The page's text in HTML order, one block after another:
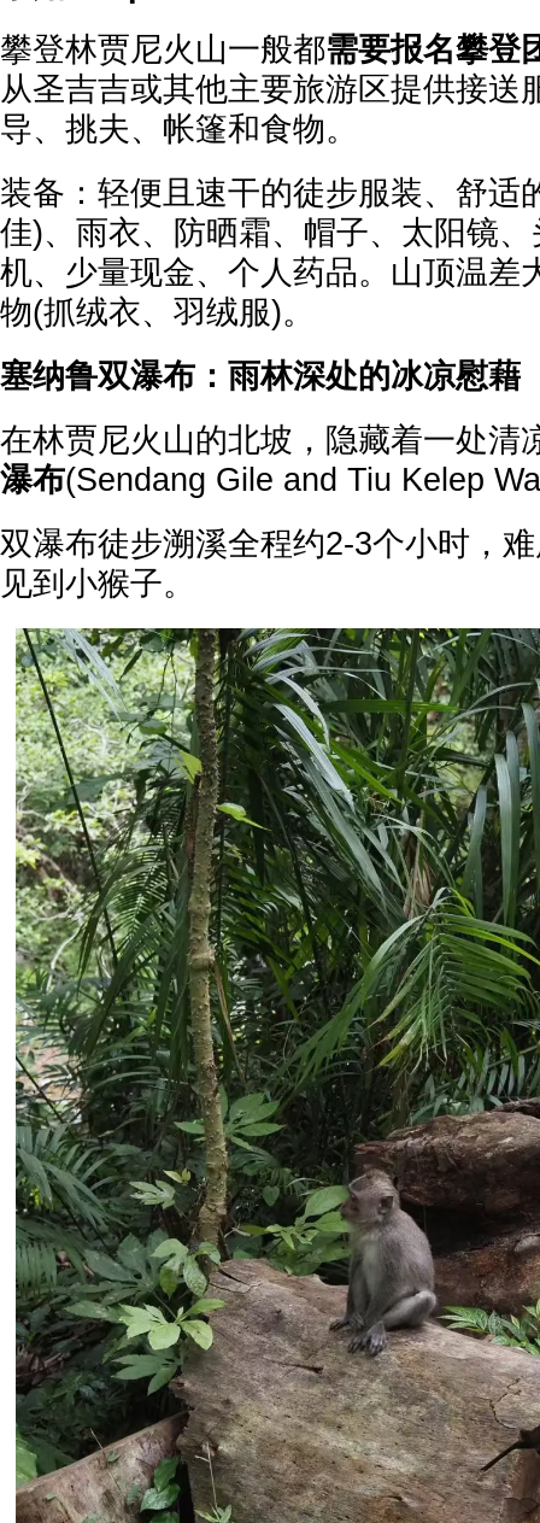
攀登林贾尼火山一般都需要报名攀登
从圣吉吉或其他主要旅游区提供接送
导、挑夫、帐篷和食物。
装备：轻便且速干的徒步服装、舒适
佳)、雨衣、防晒霜、帽子、太阳镜
机、少量现金、个人药品。山顶温差
物(抓绒衣、羽绒服)。
塞纳鲁双瀑布：雨林深处的冰凉慰藉
在林贾尼火山的北坡，隐藏着一处
瀑布(Sendang Gile and Tiu Kelep
双瀑布徒步溯溪全程约2-3个小时，
见到小猴子。